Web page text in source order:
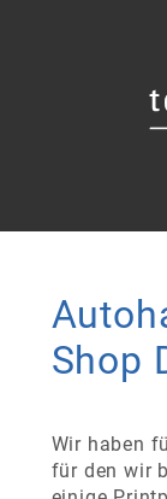
Shop
Wir haben
für den wir